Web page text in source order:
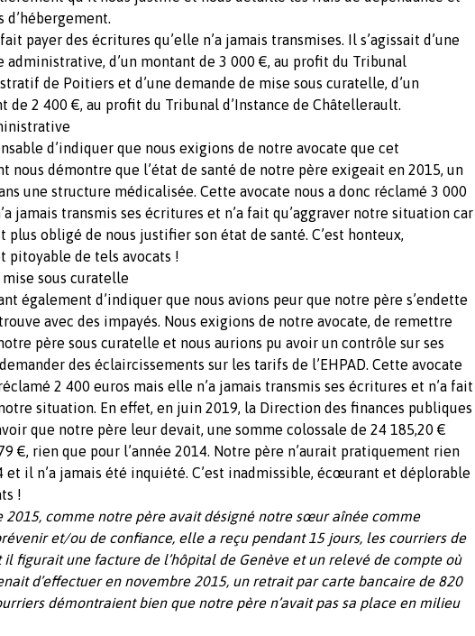
d’hébergement.
payer des écritures qu’elle n’a jamais transmises. Il s’agissait d’une
administrative, d’un montant de 3 000 €, au profit du Tribunal
de Poitiers et d’une demande de mise sous curatelle, d’un
de 2 400 €, au profit du Tribunal d’Instance de Châtellerault.
d’indiquer que nous exigions de notre avocate que cet
nous démontre que l’état de santé de notre père exigeait en 2015, un
une structure médicalisée. Cette avocate nous a donc réclamé 3 000
jamais transmis ses écritures et n’a fait qu’aggraver notre situation car
plus obligé de nous justifier son état de santé. C’est honteux,
pitoyable de tels avocats !
mise sous curatelle
également d’indiquer que nous avions peur que notre père s’endette
avec des impayés. Nous exigions de notre avocate, de remettre
père sous curatelle et nous aurions pu avoir un contrôle sur ses
des éclaircissements sur les tarifs de l’EHPAD. Cette avocate
2 400 euros mais elle n’a jamais transmis ses écritures et n’a fait
situation. En effet, en juin 2019, la Direction des finances publiques
que notre père leur devait, une somme colossale de 24 185,20 €
€, rien que pour l’année 2014. Notre père n’aurait pratiquement rien
et il n’a jamais été inquiété. C’est inadmissible, écœurant et déplorable
!
2015, comme notre père avait désigné notre sœur aînée comme
et/ou de confiance, elle a reçu pendant 15 jours, les courriers de
il figurait une facture de l’hôpital de Genève et un relevé de compte où
d’effectuer en novembre 2015, un retrait par carte bancaire de 820
démontraient bien que notre père n’avait pas sa place en milieu